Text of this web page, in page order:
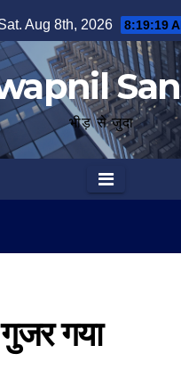
Aug 8th, 2026 8:19:20
भीड़ से जुदा
गया